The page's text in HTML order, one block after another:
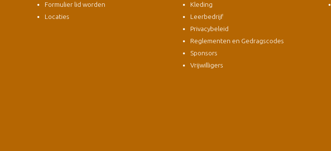
Formulier lid worden
Locaties
Kleding
Leerbedrijf
Privacybeleid
Reglementen en Gedragscodes
Sponsors
Vrijwilligers